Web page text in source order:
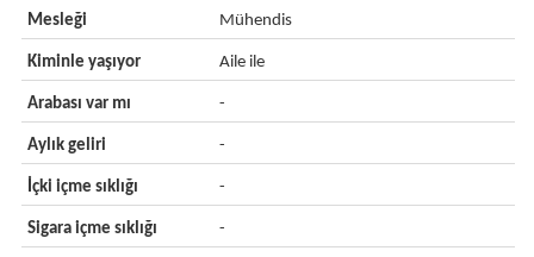
Mesleği Mühendis
Kiminle yaşıyor Aile ile
Arabası var mı -
Aylık geliri -
İçki içme sıklığı -
Sigara içme sıklığı -